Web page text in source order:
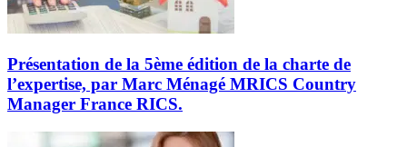
Présentation de la 5ème édition de la charte de
l’expertise, par Marc Ménagé MRICS Country
Manager France RICS.